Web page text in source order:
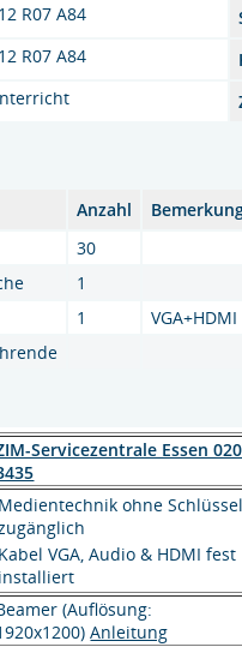
R07 A84
R07 A84
Anzahl
30
1
1
VGA+HDMI
Servicezentrale Essen
Medientechnik ohne Schlüssel
Kabel VGA, Audio & HDMI fest
installiert
(Auflösung:
Anleitung